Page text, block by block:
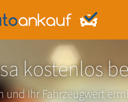
kostenlos
und Ihr Fahrzeugwert